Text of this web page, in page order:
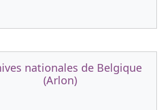
nationales de Belgique
(Arlon)